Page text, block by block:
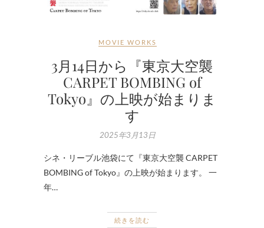
MOVIE WORKS
3月14日から『東京大空襲
CARPET BOMBING of
Tokyo』の上映が始まりま
す
2025年3月13日
シネ・リーブル池袋にて『東京大空襲 CARPET
BOMBING of Tokyo』の上映が始まります。 一
年…
続きを読む